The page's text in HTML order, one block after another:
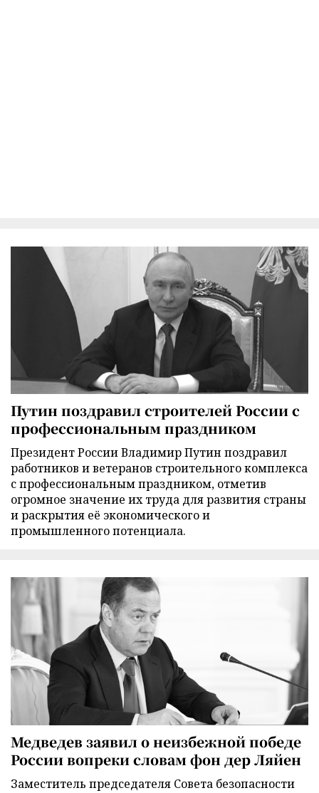
Путин поздравил строителей России с
профессиональным праздником
Президент России Владимир Путин поздравил
работников и ветеранов строительного комплекса
с профессиональным праздником, отметив
огромное значение их труда для развития страны
и раскрытия её экономического и
промышленного потенциала.
Медведев заявил о неизбежной победе
России вопреки словам фон дер Ляйен
Заместитель председателя Совета безопасности